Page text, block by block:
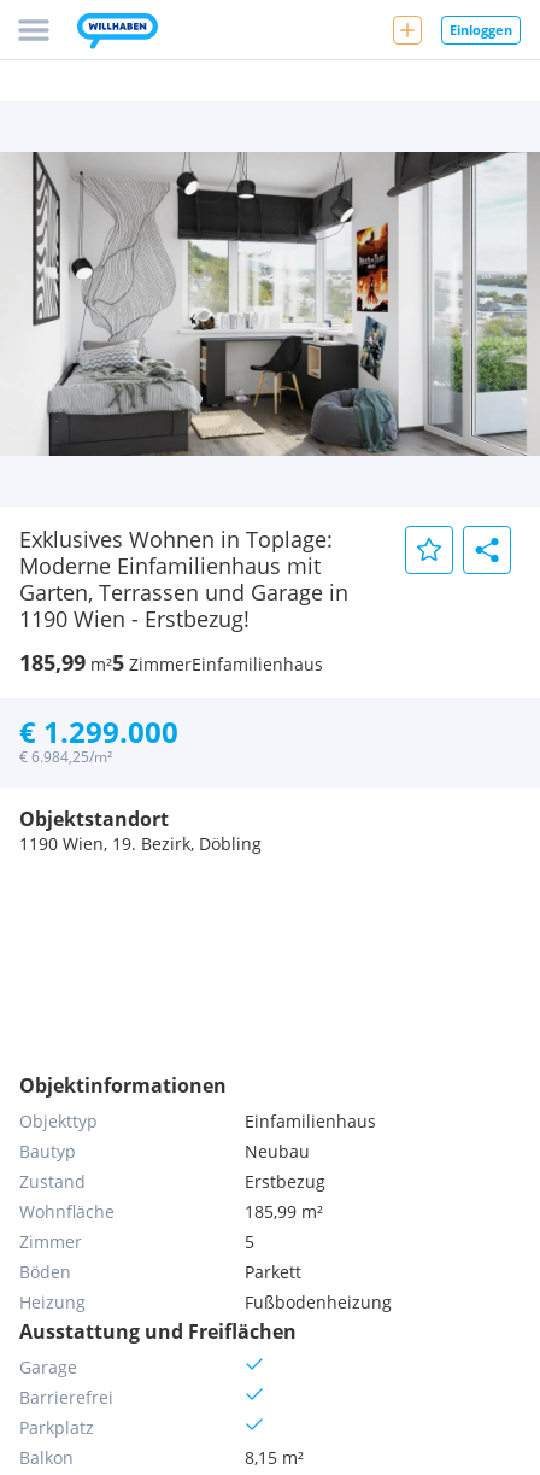
Einloggen
Exklusives Wohnen in Toplage:
Moderne Einfamilienhaus mit
Garten, Terrassen und Garage in
1190 Wien - Erstbezug!
185,99 m²5 ZimmerEinfamilienhaus
€ 1.299.000
€ 6.984,25/m²
Objektstandort
1190 Wien, 19. Bezirk, Döbling
Objektinformationen
Objekttyp
Einfamilienhaus
Bautyp
Neubau
Zustand
Erstbezug
Wohnfläche
185,99 m²
Zimmer
5
Böden
Parkett
Heizung
Fußbodenheizung
Ausstattung und Freiflächen
Garage
Barrierefrei
Parkplatz
Balkon
8,15 m²